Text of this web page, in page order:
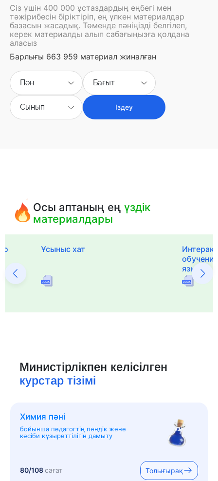
Сіз үшін 400 000 ұстаздардың еңбегі мен
тәжірибесін біріктіріп, ең үлкен материалдар
базасын жасадық. Төменде пәніңізді белгілеп,
керек материалды алып сабағыңызға қолдана
аласыз
Барлығы 663 959 материал жиналған
Пән Бағыт
Сынып Іздеу
Осы аптаның еңүздік
материалдары
Ұсыныс хат
языка и
Министірлікпен келісілген
курстар тізімі
Химия пәні
бойынша педагогтің пәндік және
кәсіби құзыреттілігін дамыту
80/108сағат Толығырақ